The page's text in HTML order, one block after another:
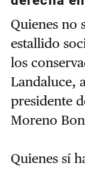
Quienes no
estallido
los
Landaluce,
presidente
Moreno
Quienes sí